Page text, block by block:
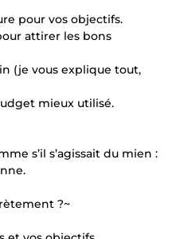
pour vos objectifs.
attirer les bons
(je vous explique tout,
mieux utilisé.
s’il s’agissait du mien :
?~